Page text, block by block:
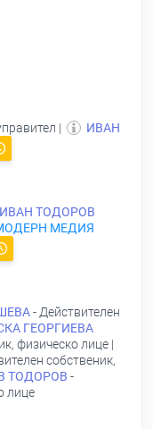
|
ИВАН
ИВАН ТОДОРОВ
МЕДИЯ
- Действителен
ГЕОРГИЕВА
физическо лице |
собственик,
ТОДОРОВ -
лице